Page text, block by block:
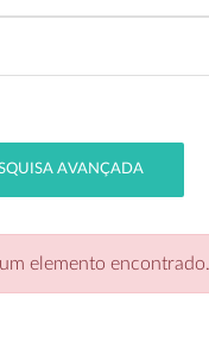
AVANÇADA
elemento encontrado.